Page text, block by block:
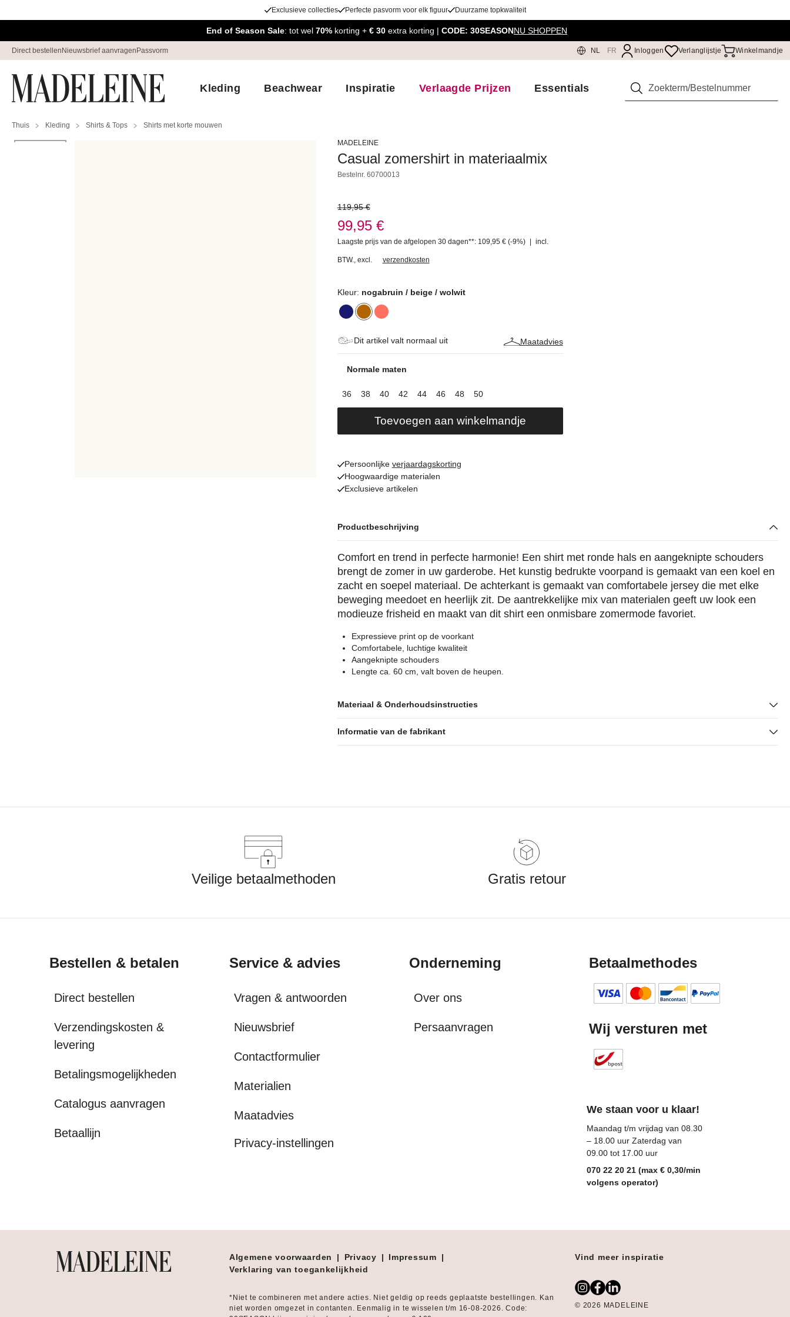
Exclusieve collecties Perfecte pasvorm voor elk figuur Duurzame topkwaliteit
End of Season Sale: tot wel 70% korting + € 30 extra korting | CODE: 30SEASONNU SHOPPEN
Direct bestellen Nieuwsbrief aanvragen Passvorm NL FR Inloggen Verlanglijstje Winkelmandje
Kleding Beachwear Inspiratie Verlaagde Prijzen Essentials Zoeken
Thuis Kleding Shirts & Tops Shirts met korte mouwen
MADELEINE
Casual zomershirt in materiaalmix
Bestelnr. 60700013
119,95 €
99,95 €
Laagste prijs van de afgelopen 30 dagen**: 109,95 € (-9%) incl.
BTW., excl. verzendkosten
Kleur: nogabruin / beige / wolwit
Dit artikel valt normaal uit Maatadvies
Normale maten
36 38 40 42 44 46 48 50
Toevoegen aan winkelmandje
Persoonlijke verjaardagskorting
Hoogwaardige materialen
Exclusieve artikelen
Productbeschrijving
Comfort en trend in perfecte harmonie! Een shirt met ronde hals en aangeknipte schouders
brengt de zomer in uw garderobe. Het kunstig bedrukte voorpand is gemaakt van een koel en
zacht en soepel materiaal. De achterkant is gemaakt van comfortabele jersey die met elke
beweging meedoet en heerlijk zit. De aantrekkelijke mix van materialen geeft uw look een
modieuze frisheid en maakt van dit shirt een onmisbare zomermode favoriet.
Expressieve print op de voorkant
Comfortabele, luchtige kwaliteit
Aangeknipte schouders
Lengte ca. 60 cm, valt boven de heupen.
Materiaal & Onderhoudsinstructies
Informatie van de fabrikant
Veilige betaalmethoden Gratis retour
Bestellen & betalen
Direct bestellen
Verzendingskosten &
levering
Betalingsmogelijkheden
Catalogus aanvragen
Betaallijn
Service & advies
Vragen & antwoorden
Nieuwsbrief
Contactformulier
Materialien
Maatadvies
Privacy-instellingen
Onderneming
Over ons
Persaanvragen
Betaalmethodes
Wij versturen met
We staan voor u klaar!
Maandag t/m vrijdag van 08.30
– 18.00 uur Zaterdag van
09.00 tot 17.00 uur
070 22 20 21 (max € 0,30/min
volgens operator)
Algemene voorwaarden | Privacy | Impressum
|
Verklaring van toegankelijkheid
*Niet te combineren met andere acties. Niet geldig op reeds geplaatste bestellingen. Kan
niet worden omgezet in contanten. Eenmalig in te wisselen t/m 16-08-2026. Code:
Vind meer inspiratie
© 2026 MADELEINE